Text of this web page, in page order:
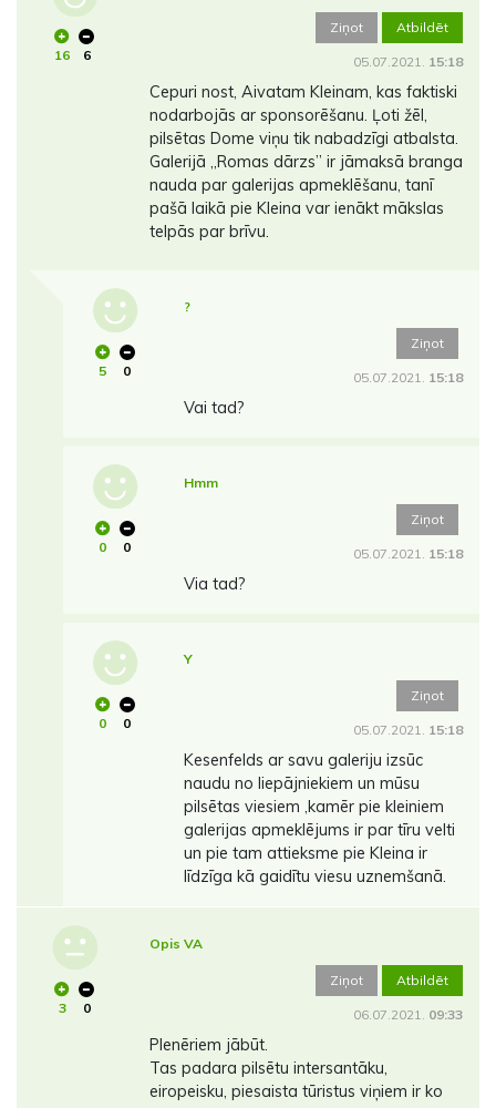
16 6
Ziņot Atbildēt
05.07.2021. 15:18
Cepuri nost, Aivatam Kleinam, kas faktiski
nodarbojās ar sponsorēšanu. Ļoti žēl,
pilsētas Dome viņu tik nabadzīgi atbalsta.
Galerijā ,,Romas dārzs” ir jāmaksā branga
nauda par galerijas apmeklēšanu, tanī
pašā laikā pie Kleina var ienākt mākslas
telpās par brīvu.
5 0
?
Ziņot
05.07.2021. 15:18
Vai tad?
0 0
Hmm
Ziņot
05.07.2021. 15:18
Via tad?
0 0
Y
Ziņot
05.07.2021. 15:18
Kesenfelds ar savu galeriju izsūc
naudu no liepājniekiem un mūsu
pilsētas viesiem ,kamēr pie kleiniem
galerijas apmeklējums ir par tīru velti
un pie tam attieksme pie Kleina ir
līdzīga kā gaidītu viesu uznemšanā.
3 0
Opis VA
Ziņot Atbildēt
06.07.2021. 09:33
Plenēriem jābūt.
Tas padara pilsētu intersantāku,
eiropeisku, piesaista tūristus viņiem ir ko